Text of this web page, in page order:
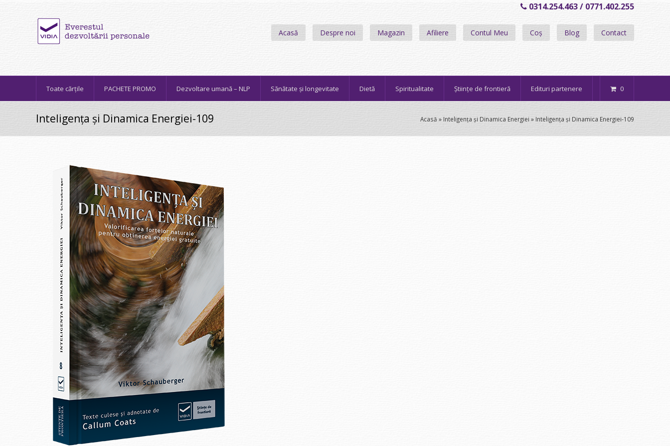
0314.254.463 / 0771.402.255
Acasă Despre noi Magazin Afiliere Contul Meu Coș Blog Contact
Toate cărțile PACHETE PROMO Dezvoltare umană – NLP Sănătate și longevitate Dietă Spiritualitate Științe de frontieră Edituri partenere 0
Inteligența și Dinamica Energiei-109 Acasă » Inteligența și Dinamica Energiei » Inteligența și Dinamica Energiei-109